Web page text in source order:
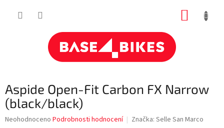
Aspide Open-Fit Carbon FX Narrow
(black/black)
Průměrné
Neohodnoceno Podrobnosti hodnocení Značka: Selle San Marco